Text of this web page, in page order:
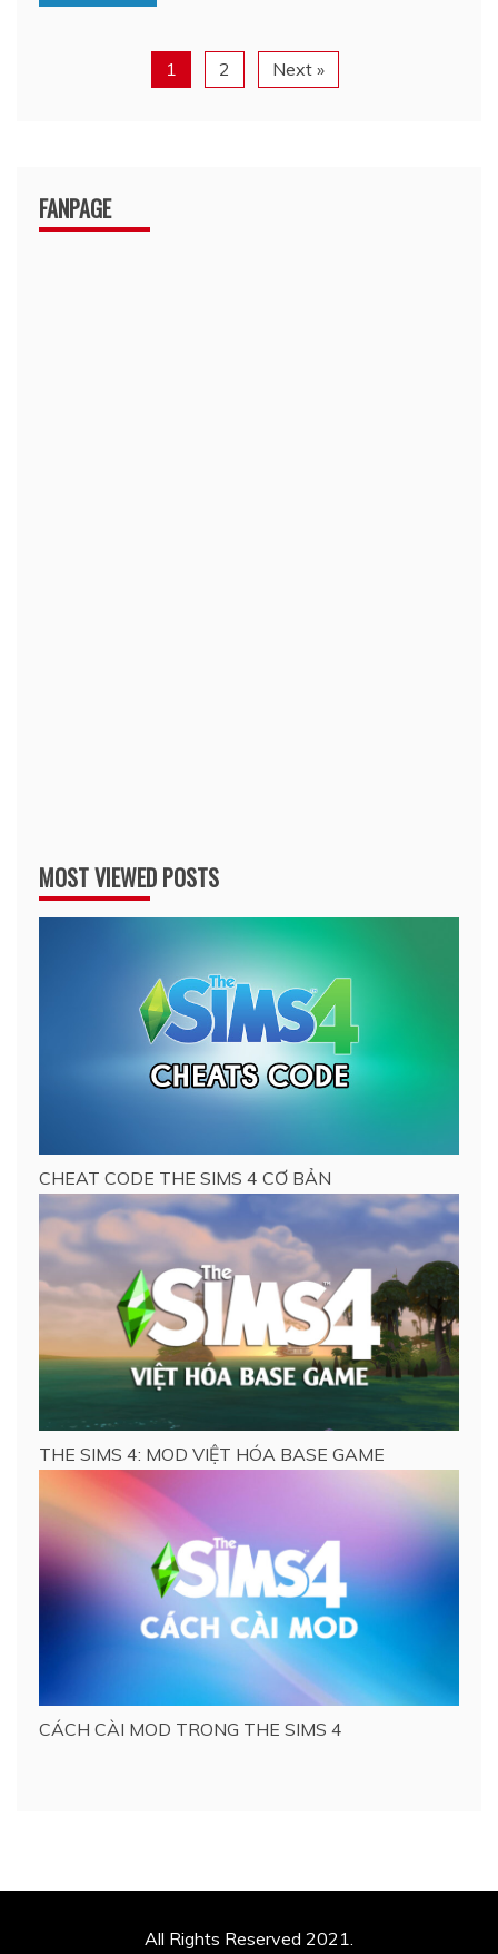
1 2 Next »
FANPAGE
MOST VIEWED POSTS
CHEAT CODE THE SIMS 4 CƠ BẢN
THE SIMS 4: MOD VIỆT HÓA BASE GAME
CÁCH CÀI MOD TRONG THE SIMS 4
All Rights Reserved 2021.